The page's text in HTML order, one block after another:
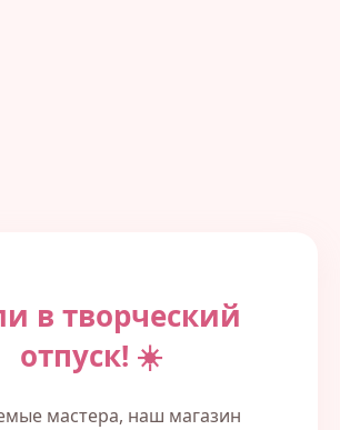
в творческий
отпуск! ☀️
мастера, наш магазин